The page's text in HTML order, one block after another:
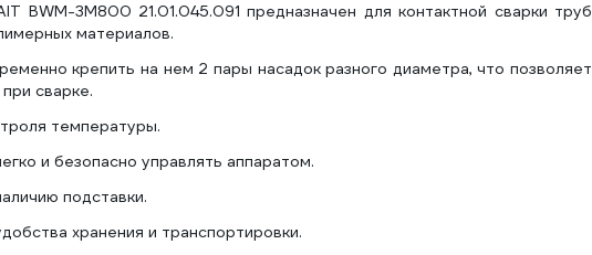
BWM-3M800 21.01.045.091 предназначен для контактной сварки труб
материалов.
крепить на нем 2 пары насадок разного диаметра, что позволяет
сварке.
температуры.
и безопасно управлять аппаратом.
подставки.
хранения и транспортировки.